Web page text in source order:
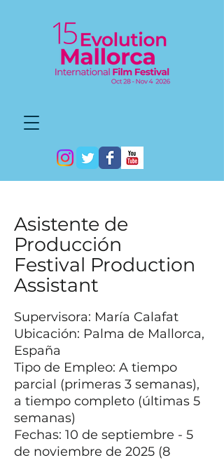
Asistente de
Producción
Festival Production
Assistant
Supervisora: María Calafat
Ubicación: Palma de Mallorca,
España
Tipo de Empleo: A tiempo
parcial (primeras 3 semanas),
a tiempo completo (últimas 5
semanas)
Fechas: 10 de septiembre - 5
de noviembre de 2025 (8